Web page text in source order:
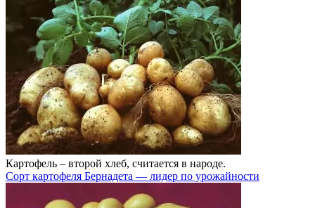
Картофель – второй хлеб, считается в народе.
Сорт картофеля Бернадета — лидер по урожайности